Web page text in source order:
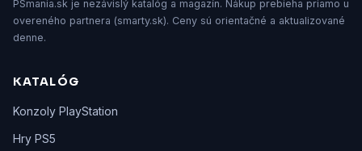
PSmania.sk je nezávislý katalóg a magazín. Nákup prebieha priamo u
overeného partnera (smarty.sk). Ceny sú orientačné a aktualizované
denne.
KATALÓG
Konzoly PlayStation
Hry PS5